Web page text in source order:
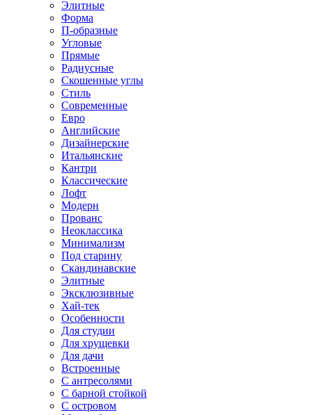
Элитные
Форма
П-образные
Угловые
Прямые
Радиусные
Скошенные углы
Стиль
Современные
Евро
Английские
Дизайнерские
Итальянские
Кантри
Классические
Лофт
Модерн
Прованс
Неоклассика
Минимализм
Под старину
Скандинавские
Элитные
Эксклюзивные
Хай-тек
Особенности
Для студии
Для хрущевки
Для дачи
Встроенные
С антресолями
С барной стойкой
С островом